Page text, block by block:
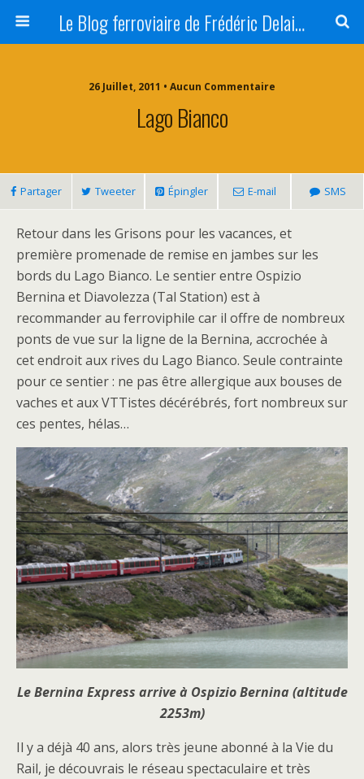
Le Blog ferroviaire de Frédéric Delaitre
26 Juillet, 2011 • Aucun Commentaire
Lago Bianco
Partager Tweeter Épingler E-mail SMS
Retour dans les Grisons pour les vacances, et
première promenade de remise en jambes sur les
bords du Lago Bianco. Le sentier entre Ospizio
Bernina et Diavolezza (Tal Station) est à
recommander au ferroviphile car il offre de nombreux
ponts de vue sur la ligne de la Bernina, accrochée à
cet endroit aux rives du Lago Bianco. Seule contrainte
pour ce sentier : ne pas être allergique aux bouses de
vaches et aux VTTistes décérébrés, fort nombreux sur
ces pentes, hélas…
Le Bernina Express arrive à Ospizio Bernina (altitude
2253m)
Il y a déjà 40 ans, alors très jeune abonné à la Vie du
Rail, je découvrais le réseau spectaculaire et très